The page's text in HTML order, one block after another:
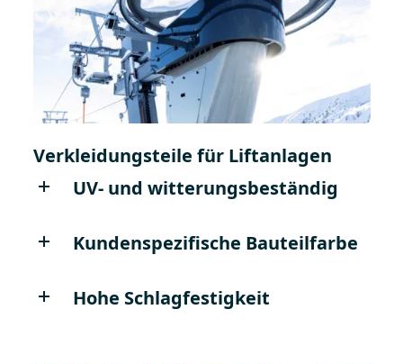
Verkleidungsteile für Liftanlagen
UV- und witterungsbeständig​
Kundenspezifische Bauteilfarbe​
Hohe Schlagfestigkeit